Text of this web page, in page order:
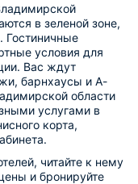
в зеленой зоне,
Гостиничные
условия для
Вас ждут
барнхаусы и А-
области
услугами в
корта,
читайте к нему
и бронируйте